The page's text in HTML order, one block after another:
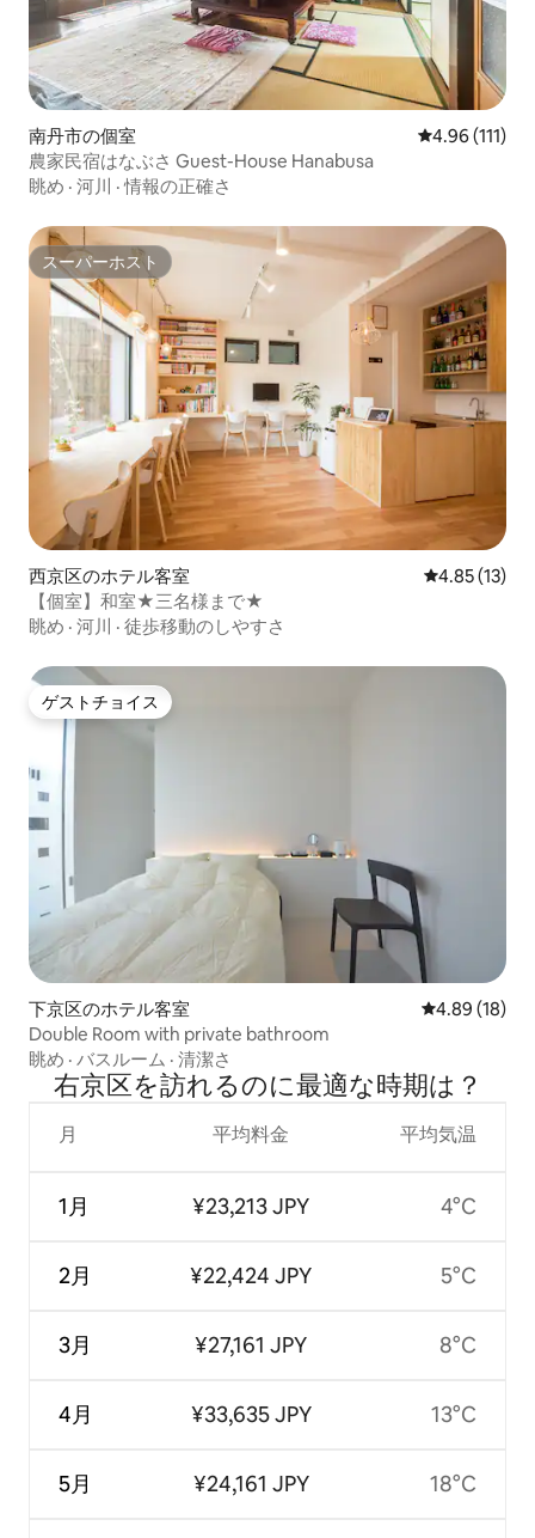
南丹市の個室 レビュー111
4.96 (111)
農家民宿はなぶさ Guest-House Hanabusa
眺め · 河川 ·情報の正確さ
スーパーホスト
スーパーホスト
西京区のホテル客室 レビュー13
4.85 (13)
【個室】和室★三名様まで★
眺め · 河川 · 徒歩移動のしやすさ
ゲストチョイス
ゲストチョイス
下京区のホテル客室 レビュー18
4.89 (18)
Double Room with private bathroom
眺め · バスルーム · 清潔さ
右京区を訪⁠れ⁠るの⁠に最⁠適⁠な時⁠期⁠は⁠？
月
1月
2月
3月
4月
5月
平均料金
¥23,213 JPY
¥22,424 JPY
¥27,161 JPY
¥33,635 JPY
¥24,161 JPY
平均気温
4°C
5°C
8°C
13°C
18°C